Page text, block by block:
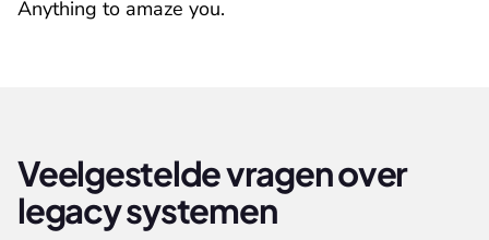
Anything to amaze you.
Veelgestelde vragen over
legacy systemen